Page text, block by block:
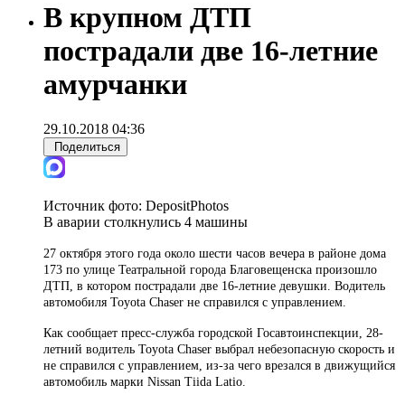
В крупном ДТП
пострадали две 16-летние
амурчанки
29.10.2018 04:36
Поделиться
Источник фото: DepositPhotos
В аварии столкнулись 4 машины
27 октября этого года около шести часов вечера в районе дома
173 по улице Театральной города Благовещенска произошло
ДТП, в котором пострадали две 16-летние девушки. Водитель
автомобиля Toyota Chaser не справился с управлением.
Как сообщает пресс-служба городской Госавтоинспекции, 28-
летний водитель Toyota Chaser выбрал небезопасную скорость и
не справился с управлением, из-за чего врезался в движущийся
автомобиль марки Nissan Tiida Latio.